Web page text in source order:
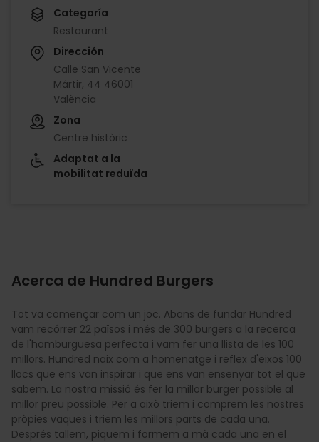
Categoría
Restaurant
Dirección
Calle San Vicente
Mártir, 44 46001
València
Zona
Centre històric
Adaptat a la
mobilitat reduïda
Acerca de Hundred Burgers
Tot va començar com un joc. Abans de fundar Hundred
vam recórrer 22 països i més de 300 burgers a la recerca
de l'hamburguesa perfecta i vam fer una llista de les 100
millors. Hundred naix com a homenatge i reflex d'eixos 100
llocs que ens van inspirar i que ens van ensenyar tot el que
sabem. La nostra missió és fer la millor burger possible al
millor preu possible. Per a això triem i comprem les nostres
pròpies vaques i triem les millors parts de cada una.
Després tallem, piquem i formem a mà cada una en el